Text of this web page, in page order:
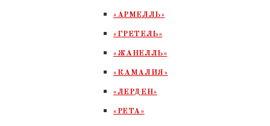
«АРМЕЛЛЬ»
«ГРЕТЕЛЬ»
«ЖАНЕЛЛЬ»
«КАМАЛИЯ»
«ЛЕРДЕН»
«РЕТА»